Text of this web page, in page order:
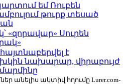
եմ Ռուբեն
թուրք տեսած
«զորավար» Սուրեն
է
նախարար, վիրաբույժ
անելիս ակտիվ հղումը Lurer.com-